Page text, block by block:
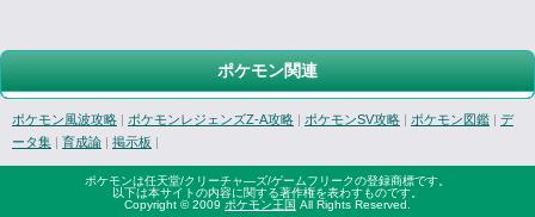
ポケモン関連
ポケモン風波攻略 | ポケモンレジェンズZ-A攻略 | ポケモンSV攻略 | ポケモン図鑑 | デ
ータ集 | 育成論 | 掲示板 |
ポケモンは任天堂/クリーチャ―ズ/ゲームフリークの登録商標です。
以下は本サイトの内容に関する著作権を表わすものです。
Copyright © 2009 ポケモン王国 All Rights Reserved.